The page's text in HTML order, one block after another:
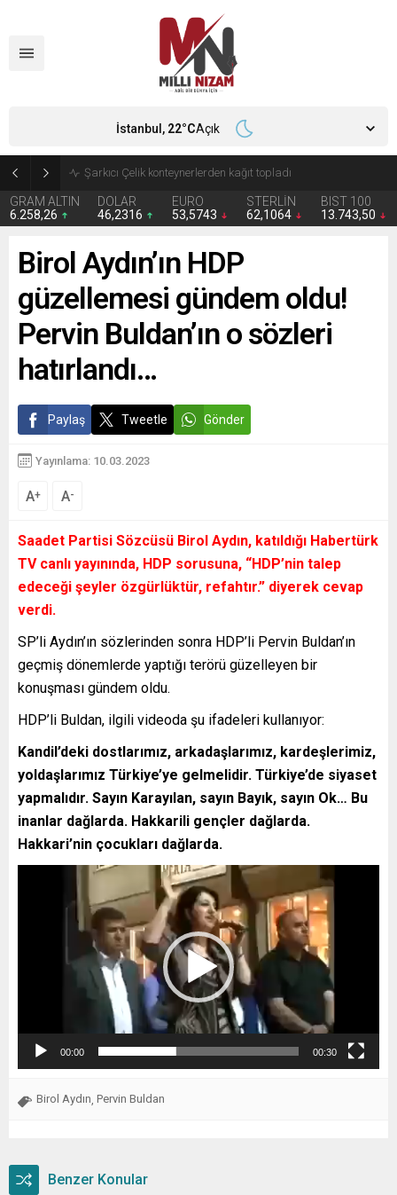
İran 2 ülkeyi birden vurdu
GRAM ALTIN
6.258,26
DOLAR
46,2316
EURO
53,5743
STERLİN
62,1064
BIST 100
13.743,50
İstanbul, 22°CAçık
Birol Aydın’ın HDP
güzellemesi gündem oldu!
Pervin Buldan’ın o sözleri
hatırlandı…
Paylaş Tweetle Gönder
Yayınlama: 10.03.2023
A+ A-
Saadet Partisi Sözcüsü Birol Aydın, katıldığı Habertürk
TV canlı yayınında, HDP sorusuna, “HDP’nin talep
edeceği şeyler özgürlüktür, refahtır.” diyerek cevap
verdi.
SP’li Aydın’ın sözlerinden sonra HDP’li Pervin Buldan’ın
geçmiş dönemlerde yaptığı terörü güzelleyen bir
konuşması gündem oldu.
HDP’li Buldan, ilgili videoda şu ifadeleri kullanıyor:
Kandil’deki dostlarımız, arkadaşlarımız, kardeşlerimiz,
yoldaşlarımız Türkiye’ye gelmelidir. Türkiye’de siyaset
yapmalıdır. Sayın Karayılan, sayın Bayık, sayın Ok… Bu
inanlar dağlarda. Hakkarili gençler dağlarda.
Hakkari’nin çocukları dağlarda.
00:00 00:30
Birol Aydın Pervin Buldan
Benzer Konular